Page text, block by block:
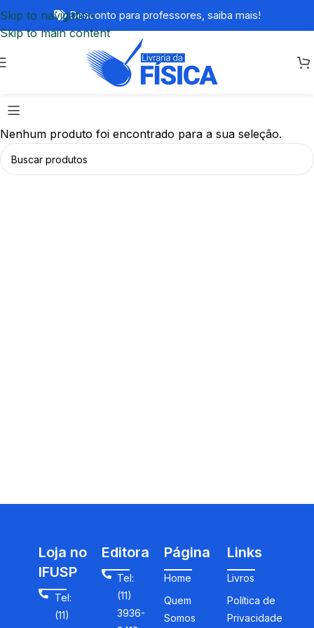
Skip to navigation
Skip to main content
Desconto para professores, saiba mais!
Nenhum produto foi encontrado para a sua seleção.
Loja no
IFUSP
Tel:
(11)
Editora
Tel:
(11)
3936-
Página
Home
Quem
Somos
Links
Livros
Política de
Privacidade